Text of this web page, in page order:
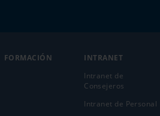
FORMACIÓN
INTRANET
Intranet de
Consejeros
Intranet de Personal